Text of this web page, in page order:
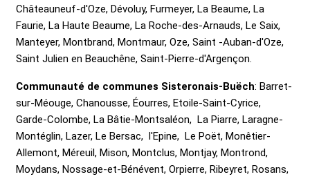
Châteauneuf-d'Oze, Dévoluy,Furmeyer,La Beaume,La
Faurie,La Haute Beaume,La Roche-des-Arnauds,Le Saix,
Manteyer,Montbrand,Montmaur,Oze,Saint -Auban-d'Oze,
Saint Julien en Beauchêne,Saint-Pierre-d'Argençon.
Communauté de communes Sisteronais-Buëch:Barret-
sur-Méouge, Chanousse,Éourres,Etoile-Saint-Cyrice,
Garde-Colombe, La Bâtie-Montsaléon, La Piarre,Laragne-
Montéglin,Lazer,Le Bersac, l'Epine,Le Poët,Monêtier-
Allemont, Méreuil, Mison, Montclus, Montjay, Montrond,
Moydans, Nossage-et-Bénévent, Orpierre, Ribeyret, Rosans,